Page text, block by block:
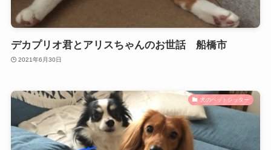
デカプリオ君とアリスちゃんのお世話 船橋市
2021年6月30日
犬のペットシッター